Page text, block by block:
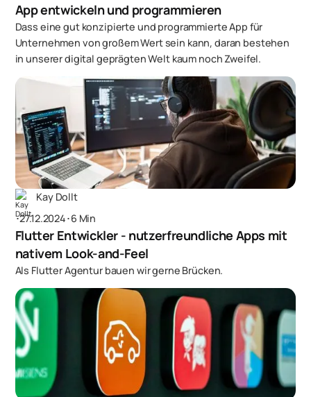
App entwickeln und programmieren
Dass eine gut konzipierte und programmierte App für
Unternehmen von großem Wert sein kann, daran bestehen
in unserer digital geprägten Welt kaum noch Zweifel.
Kay Dollt
･27.12.2024･6 Min
Flutter Entwickler - nutzer­freundliche Apps mit
nativem Look-and-Feel
Als Flutter Agentur bauen wir gerne Brücken.